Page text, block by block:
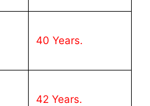
40 Years.
42 Years.